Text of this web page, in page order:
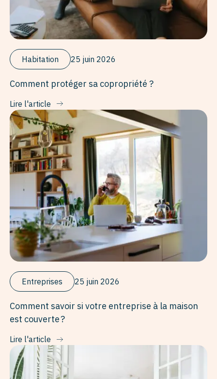
Habitation 25 juin 2026
Comment protéger sa copropriété ?
Lire l'article
Entreprises 25 juin 2026
Comment savoir si votre entreprise à la maison
est couverte ?
Lire l'article